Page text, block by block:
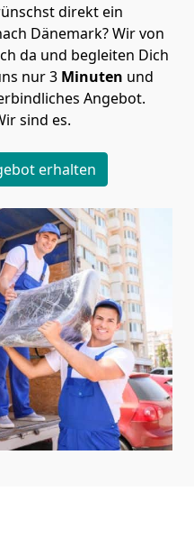
direkt ein
Dänemark? Wir von
da und begleiten Dich
nur3 Minuten und
Angebot.
sind es.
erhalten